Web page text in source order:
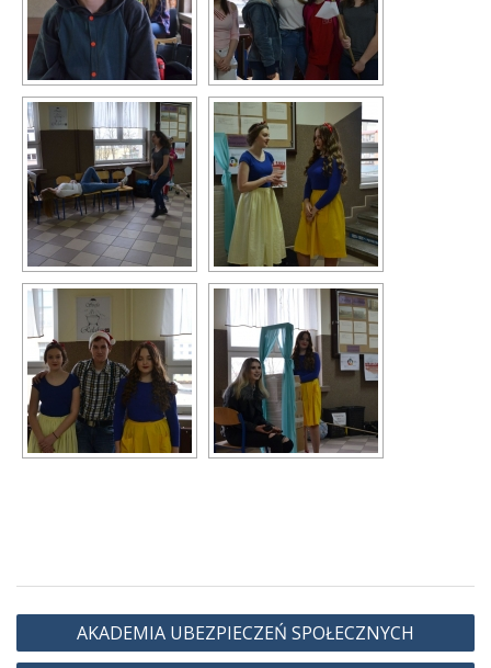
Nawigacja
wpisu
AKADEMIA UBEZPIECZEŃ SPOŁECZNYCH